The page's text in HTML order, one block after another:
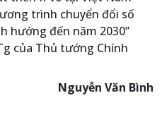
trình chuyển đổi số
hướng đến năm 2030”
của Thủ tướng Chính
Nguyễn Văn Bình